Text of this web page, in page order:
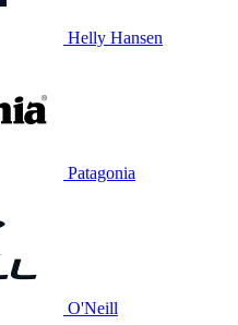
Helly Hansen
Patagonia
O'Neill